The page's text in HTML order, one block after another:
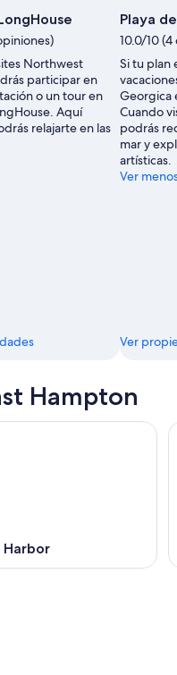
Northwest
participar en
o un tour en
Aquí
relajarte en las
Playa
10.0/10
Si tu plan
Georgica
Cuando
podrás
mar y
artísticas.
Ver
Ver
Hampton
Harbor